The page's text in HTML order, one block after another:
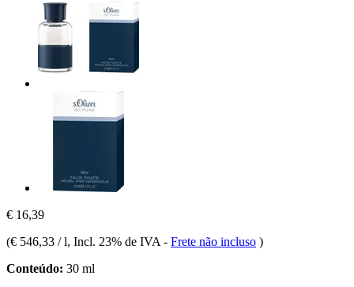
€ 16,39
(€ 546,33 / l, Incl. 23% de IVA - Frete não incluso )
Conteúdo: 30 ml